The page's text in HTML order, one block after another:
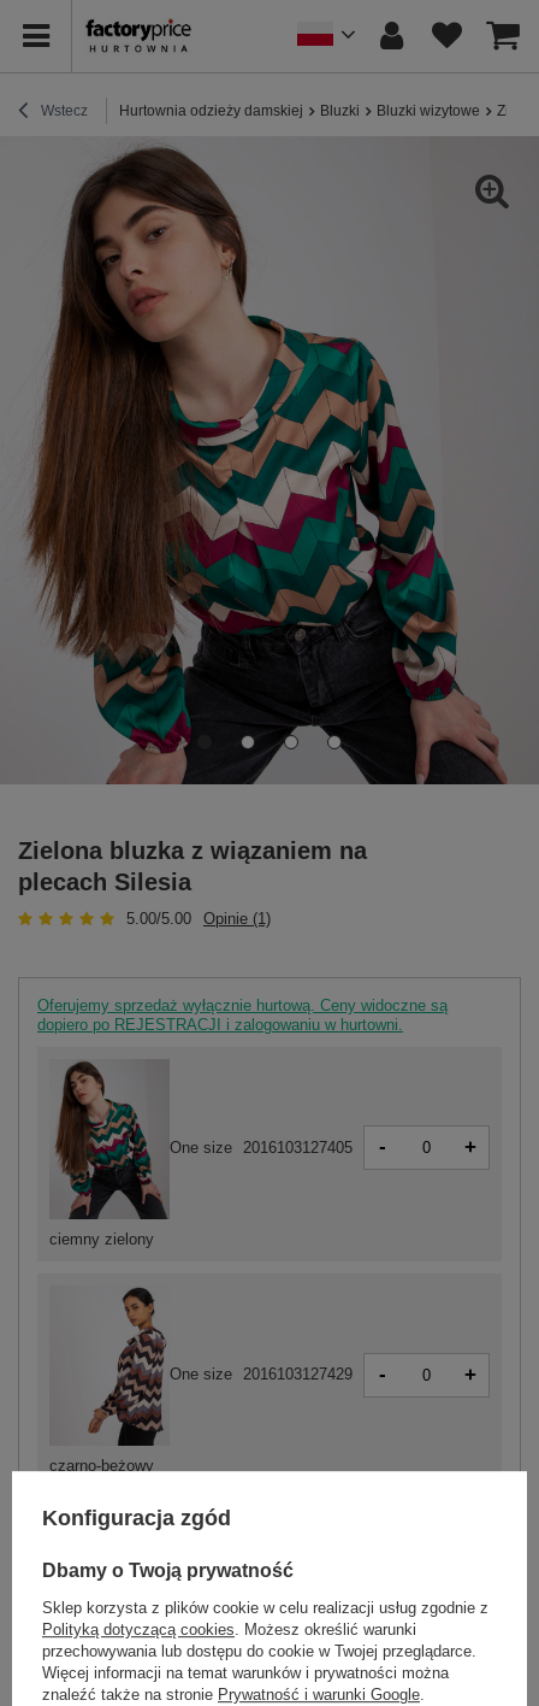
Wstecz Hurtownia odzieży damskiej Bluzki Bluzki wizytowe
Zielona bluzka z wiązaniem na
plecach Silesia
5.00/5.00 Opinie (1)
Oferujemy sprzedaż wyłącznie hurtową. Ceny widoczne są
dopiero po REJESTRACJI i zalogowaniu w hurtowni.
czarno-beżowy
One size 2016103127429 - +
ciemny niebieski
One size 2016103127399 - +
ciemny zielony
One size 2016103127405 - +
Konfiguracja zgód
Dbamy o Twoją prywatność
Sklep korzysta z plików cookie w celu realizacji usług zgodnie z
Polityką dotyczącą cookies. Możesz określić warunki
przechowywania lub dostępu do cookie w Twojej przeglądarce.
Więcej informacji na temat warunków i prywatności można
znaleźć także na stronie Prywatność i warunki Google.